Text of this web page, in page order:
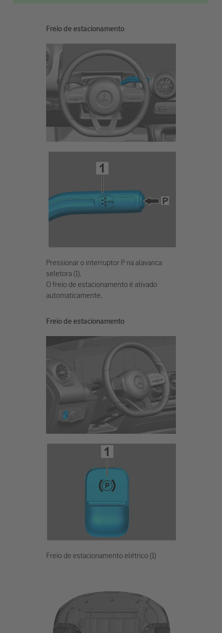
Freio de estacionamento
Pressionar o interruptor P na alavanca
seletora (1).
O freio de estacionamento é ativado
automaticamente.
Freio de estacionamento
Freio de estacionamento elétrico (1)